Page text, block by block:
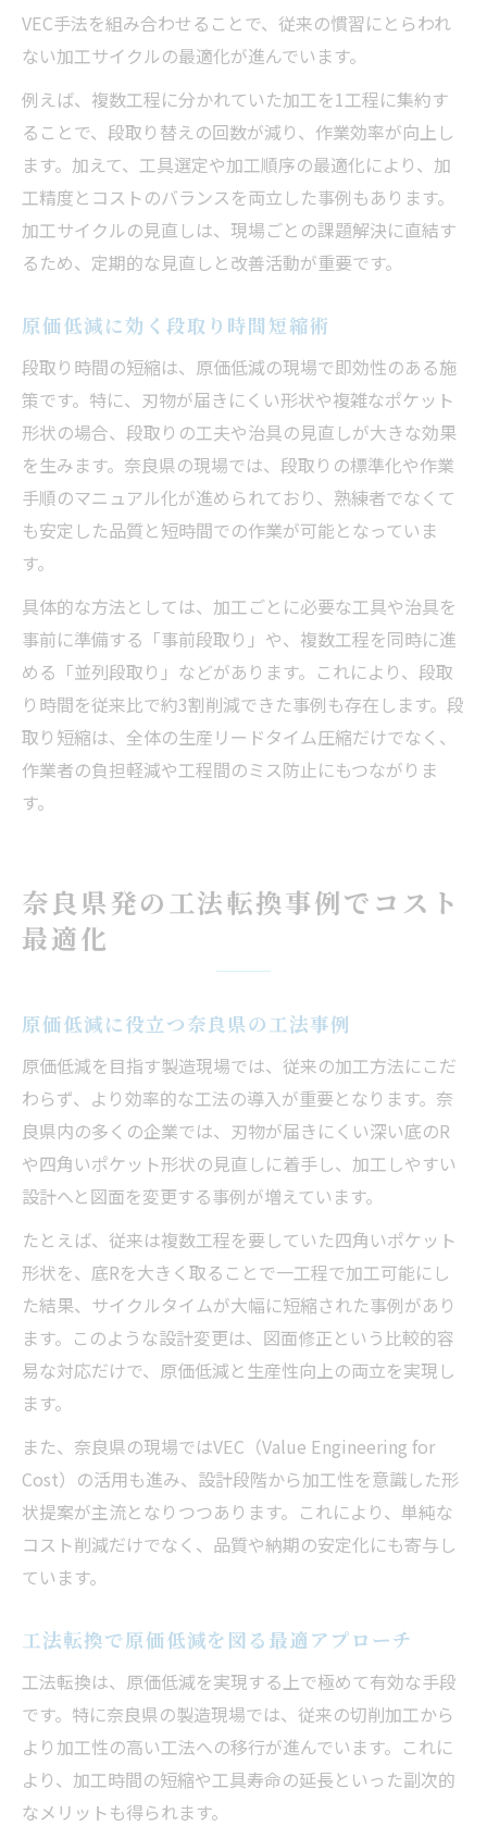
VEC手法を組み合わせることで、従来の慣習にとらわれ
ない加工サイクルの最適化が進んでいます。
例えば、複数工程に分かれていた加工を1工程に集約す
ることで、段取り替えの回数が減り、作業効率が向上し
ます。加えて、工具選定や加工順序の最適化により、加
工精度とコストのバランスを両立した事例もあります。
加工サイクルの見直しは、現場ごとの課題解決に直結す
るため、定期的な見直しと改善活動が重要です。
原価低減に効く段取り時間短縮術
段取り時間の短縮は、原価低減の現場で即効性のある施
策です。特に、刃物が届きにくい形状や複雑なポケット
形状の場合、段取りの工夫や治具の見直しが大きな効果
を生みます。奈良県の現場では、段取りの標準化や作業
手順のマニュアル化が進められており、熟練者でなくて
も安定した品質と短時間での作業が可能となっていま
す。
具体的な方法としては、加工ごとに必要な工具や治具を
事前に準備する「事前段取り」や、複数工程を同時に進
める「並列段取り」などがあります。これにより、段取
り時間を従来比で約3割削減できた事例も存在します。段
取り短縮は、全体の生産リードタイム圧縮だけでなく、
作業者の負担軽減や工程間のミス防止にもつながりま
す。
奈良県発の工法転換事例でコスト
最適化
原価低減に役立つ奈良県の工法事例
原価低減を目指す製造現場では、従来の加工方法にこだ
わらず、より効率的な工法の導入が重要となります。奈
良県内の多くの企業では、刃物が届きにくい深い底のR
や四角いポケット形状の見直しに着手し、加工しやすい
設計へと図面を変更する事例が増えています。
たとえば、従来は複数工程を要していた四角いポケット
形状を、底Rを大きく取ることで一工程で加工可能にし
た結果、サイクルタイムが大幅に短縮された事例があり
ます。このような設計変更は、図面修正という比較的容
易な対応だけで、原価低減と生産性向上の両立を実現し
ます。
また、奈良県の現場ではVEC（Value Engineering for
Cost）の活用も進み、設計段階から加工性を意識した形
状提案が主流となりつつあります。これにより、単純な
コスト削減だけでなく、品質や納期の安定化にも寄与し
ています。
工法転換で原価低減を図る最適アプローチ
工法転換は、原価低減を実現する上で極めて有効な手段
です。特に奈良県の製造現場では、従来の切削加工から
より加工性の高い工法への移行が進んでいます。これに
より、加工時間の短縮や工具寿命の延長といった副次的
なメリットも得られます。